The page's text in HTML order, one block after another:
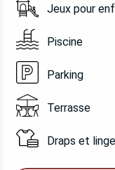
Jeux pour
Piscine
Parking
Terrasse
Draps et linge